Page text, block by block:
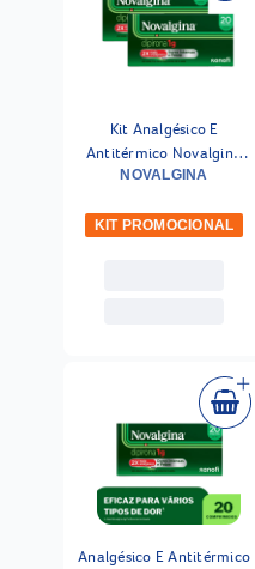
Kit Analgésico E
Antitérmico Novalgina
Dipirona 1g 20
NOVALGINA
KIT PROMOCIONAL
Analgésico E Antitérmico